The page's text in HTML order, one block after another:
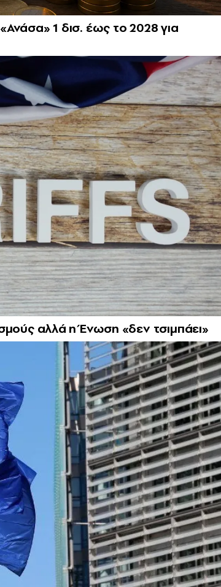
1 δισ. έως το 2028 για
αλλά η Ένωση «δεν τσιμπάει»